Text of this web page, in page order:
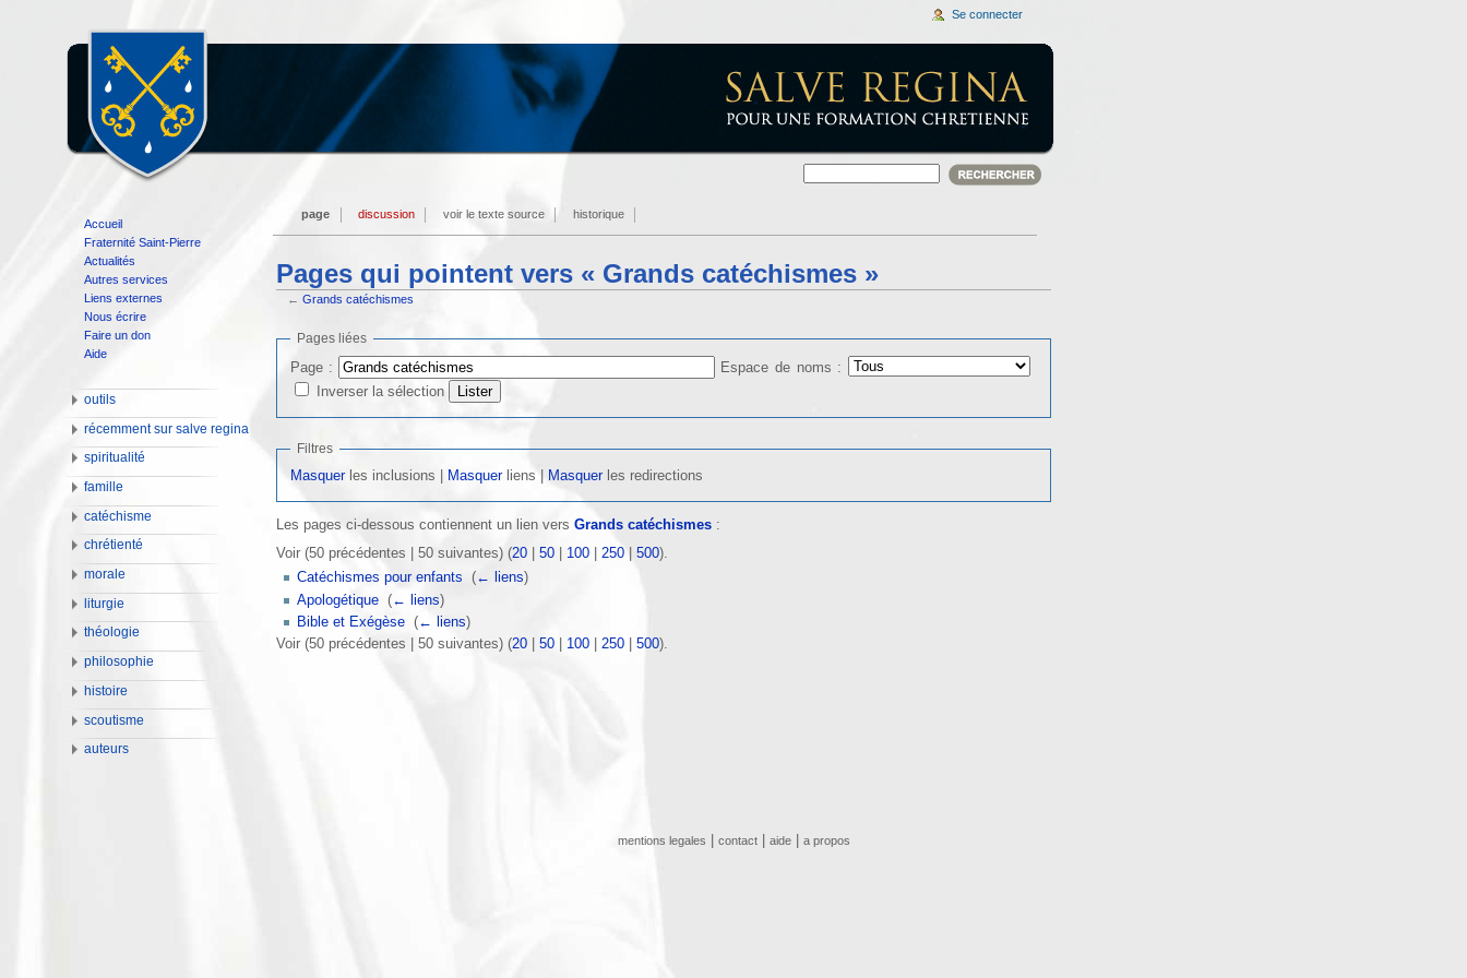
Pages qui pointent vers « Grands catéchismes »
←Grands catéchismes
Pages liées
Page :
Espace de noms :
Inverser la sélection
Filtres
Masquerles inclusions | Masquerliens | Masquerles redirections
Les pages ci-dessous contiennent un lien vers Grands catéchismes:
Voir (50 précédentes | 50 suivantes) (20| 50| 100| 250| 500).
Catéchismes pour enfants
(← liens)
Apologétique‎ (← liens)
Bible et Exégèse‎ (← liens)
Voir (50 précédentes | 50 suivantes) (20| 50| 100| 250| 500).
page discussion voir le texte source historique
Se connecter
Accueil
Fraternité Saint-Pierre
Actualités
Autres services
Liens externes
Nous écrire
Faire un don
Aide
outils
récemment sur salve regina
spiritualité
famille
catéchisme
chrétienté
morale
liturgie
théologie
philosophie
histoire
scoutisme
auteurs
mentions legales contact| aide| a propos